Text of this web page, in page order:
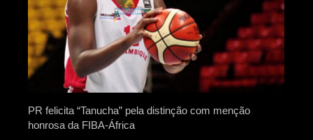
PR felicita “Tanucha” pela distinção com menção
honrosa da FIBA-África